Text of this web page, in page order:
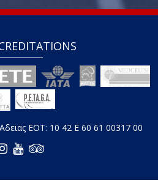
ΕΟΤ: 10 42 E 60 61 00317 00